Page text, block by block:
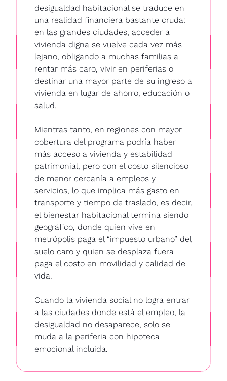
desigualdad habitacional se traduce en
una realidad financiera bastante cruda:
en las grandes ciudades, acceder a
vivienda digna se vuelve cada vez más
lejano, obligando a muchas familias a
rentar más caro, vivir en periferias o
destinar una mayor parte de su ingreso a
vivienda en lugar de ahorro, educación o
salud.
Mientras tanto, en regiones con mayor
cobertura del programa podría haber
más acceso a vivienda y estabilidad
patrimonial, pero con el costo silencioso
de menor cercanía a empleos y
servicios, lo que implica más gasto en
transporte y tiempo de traslado, es decir,
el bienestar habitacional termina siendo
geográfico, donde quien vive en
metrópolis paga el “impuesto urbano” del
suelo caro y quien se desplaza fuera
paga el costo en movilidad y calidad de
vida.
Cuando la vivienda social no logra entrar
a las ciudades donde está el empleo, la
desigualdad no desaparece, solo se
muda a la periferia con hipoteca
emocional incluida.